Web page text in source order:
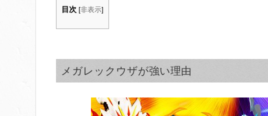
目次 [非表示]
メガレックウザが強い理由